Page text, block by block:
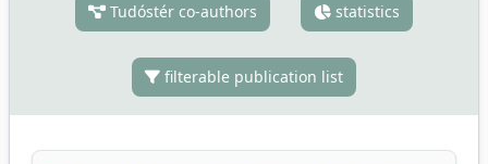
Tudóstér co-authors statistics
filterable publication list